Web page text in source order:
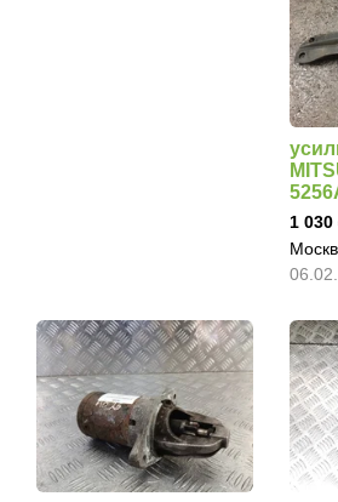
1 030